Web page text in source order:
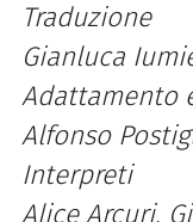
Traduzione
Gianluca
Adattamento
Alfonso
Interpreti
Alice Arcuri,